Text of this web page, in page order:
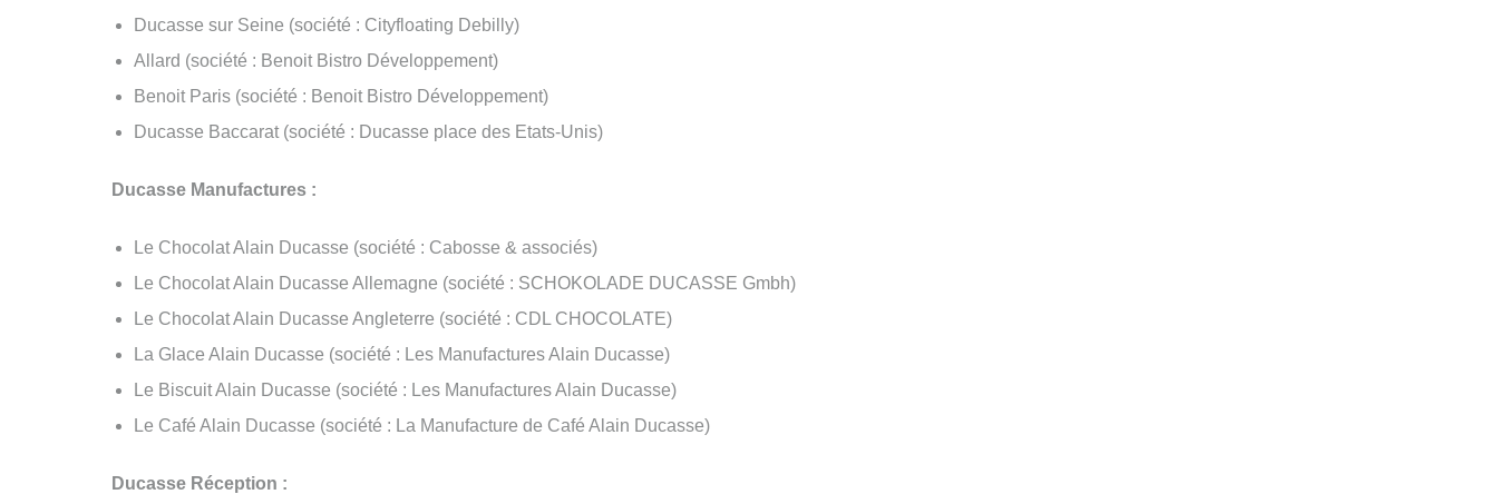
Ducasse sur Seine (société : Cityfloating Debilly)
Allard (société : Benoit Bistro Développement)
Benoit Paris (société : Benoit Bistro Développement)
Ducasse Baccarat (société : Ducasse place des Etats-Unis)
Ducasse Manufactures :
Le Chocolat Alain Ducasse (société : Cabosse & associés)
Le Chocolat Alain Ducasse Allemagne (société : SCHOKOLADE DUCASSE Gmbh)
Le Chocolat Alain Ducasse Angleterre (société : CDL CHOCOLATE)
La Glace Alain Ducasse (société : Les Manufactures Alain Ducasse)
Le Biscuit Alain Ducasse (société : Les Manufactures Alain Ducasse)
Le Café Alain Ducasse (société : La Manufacture de Café Alain Ducasse)
Ducasse Réception :